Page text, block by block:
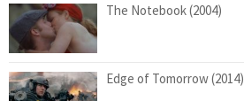
The Notebook (2004)
Edge of Tomorrow (2014)